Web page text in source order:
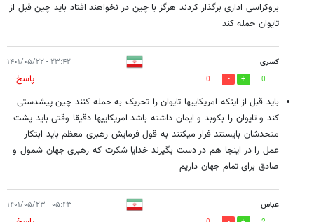
بروکراسی اداری برگذار کردند هرگز با چین در نخواهند افتاد باید چین قبل از
تایوان حمله کند
کسری ۲۳:۴۲ - ۱۴۰۱/۰۵/۲۲
0
0
پاسخ
باید قبل از اینکه امریکاییها تایوان را تحریک به حمله کنند چین پیشدستی
کند و تایوان را بکوبد و ایمان داشته باشد امریکاییها دقیقا وقتی باید پشت
متحدشان بایستند فرار میکنند به قول فرمایش رهبری معظم باید ابتکار
عمل را در اینجا هم در دست بگیرند خدایا شکرت که رهبری جهان شمول و
صادق برای تمام جهان داریم
عباس ۰۵:۴۳ - ۱۴۰۱/۰۵/۲۳